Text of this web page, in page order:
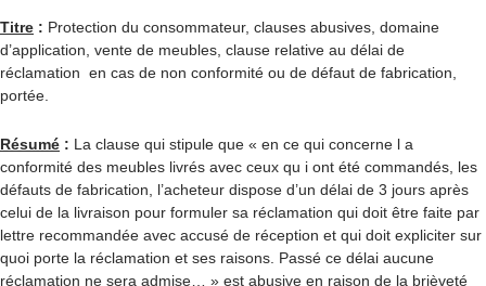
Titre : Protection du consommateur, clauses abusives, domaine
d’application, vente de meubles, clause relative au délai de
réclamation en cas de non conformité ou de défaut de fabrication,
portée.
Résumé : La clause qui stipule que « en ce qui concerne l a
conformité des meubles livrés avec ceux qu i ont été commandés, les
défauts de fabrication, l’acheteur dispose d’un délai de 3 jours après
celui de la livraison pour formuler sa réclamation qui doit être faite par
lettre recommandée avec accusé de réception et qui doit expliciter sur
quoi porte la réclamation et ses raisons. Passé ce délai aucune
réclamation ne sera admise… » est abusive en raison de la brièveté